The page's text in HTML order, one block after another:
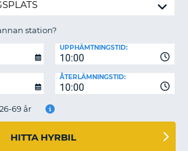
station?
10:00
UPPHÄMTNINGSTID:
10:00
ÅTERLÄMNINGSTID:
69 år
HITTA HYRBIL